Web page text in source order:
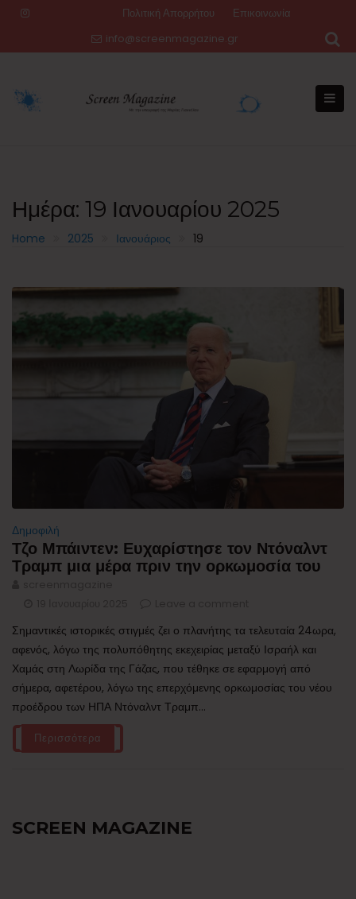
Πολιτική Απορρήτου
Επικοινωνία
info@screenmagazine.gr
Ημέρα: 19 Ιανουαρίου 2025
Home 2025 Ιανουάριος 19
Δημοφιλή
Τζο Μπάιντεν: Ευχαρίστησε τον Ντόναλντ
Τραμπ μια μέρα πριν την ορκωμοσία του
Σημαντικές ιστορικές στιγμές ζει ο πλανήτης τα τελευταία 24ωρα,
αφενός, λόγω της πολυπόθητης εκεχειρίας μεταξύ Ισραήλ και
Χαμάς στη Λωρίδα της Γάζας, που τέθηκε σε εφαρμογή από
σήμερα, αφετέρου, λόγω της επερχόμενης ορκωμοσίας του νέου
προέδρου των ΗΠΑ Ντόναλντ Τραμπ...
Περισσότερα
SCREEN MAGAZINE